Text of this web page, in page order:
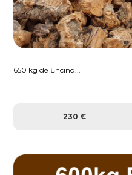
650 kg de Encina...
230 €